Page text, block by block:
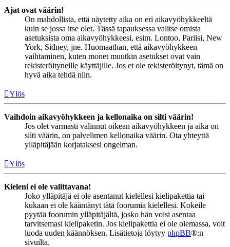
Ajat ovat väärin!
On mahdollista, että näytetty aika on eri aikavyöhykkeeltä
kuin se jossa itse olet. Tässä tapauksessa valitse omista
asetuksista oma aikavyöhykkeesi, esim. Lontoo, Pariisi, New
York, Sidney, jne. Huomaathan, että aikavyöhykkeen
vaihtaminen, kuten monet muutkin asetukset ovat vain
rekisteröityneille käyttäjille. Jos et ole rekisteröitynyt, tämä on
hyvä aika tehdä niin.
Ylös
Vaihdoin aikavyöhykkeen ja kellonaika on silti väärin!
Jos olet varmasti valinnut oikean aikavyöhykkeen ja aika on
silti väärin, on palvelimen kellonaika väärin. Ota yhteyttä
ylläpitäjään korjataksesi ongelman.
Ylös
Kieleni ei ole valittavana!
Joko ylläpitäjä ei ole asentanut kielellesi kielipakettia tai
kukaan ei ole kääntänyt tätä foorumia kielellesi. Kokeile
pyytää foorumin ylläpitäjältä, josko hän voisi asentaa
tarvitsemasi kielipaketin. Jos kielipakettia ei ole olemassa, voit
luoda uuden käännöksen. Lisätietoja löytyy phpBB®:n
sivuilta.